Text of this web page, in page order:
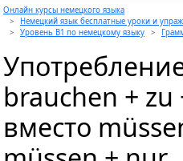
Онлайн курсы немецкого языка
Немецкий язык бесплатные уроки и
Уровень B1 по немецкому языку
brauchen +
вместо